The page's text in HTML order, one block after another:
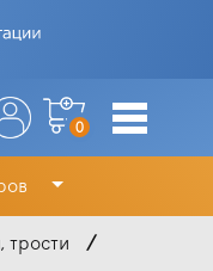
0
трости